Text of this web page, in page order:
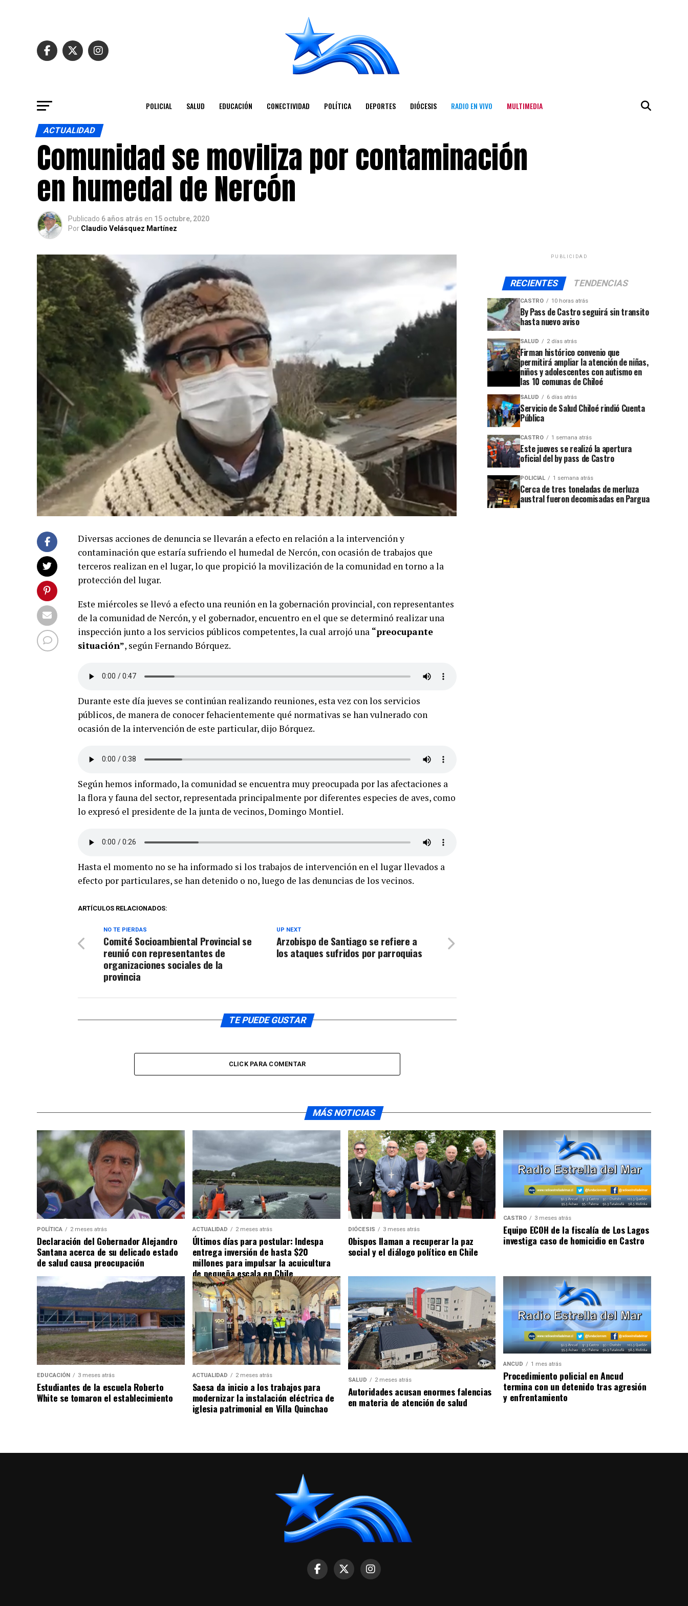
POLICIAL SALUD EDUCACIÓN CONECTIVIDAD POLÍTICA DEPORTES DIÓCESIS RADIO EN VIVO MULTIMEDIA
ACTUALIDAD
Comunidad se moviliza por contaminación
en humedal de Nercón
Publicado 6 años atrás en 15 octubre, 2020
Por Claudio Velásquez Martínez
Diversas acciones de denuncia se llevarán a efecto en relación a la intervención y
contaminación que estaría sufriendo el humedal de Nercón, con ocasión de trabajos que
terceros realizan en el lugar, lo que propició la movilización de la comunidad en torno a la
protección del lugar.
Este miércoles se llevó a efecto una reunión en la gobernación provincial, con representantes
de la comunidad de Nercón, y el gobernador, encuentro en el que se determinó realizar una
inspección junto a los servicios públicos competentes, la cual arrojó una “preocupante
situación”, según Fernando Bórquez.
Durante este día jueves se continúan realizando reuniones, esta vez con los servicios
públicos, de manera de conocer fehacientemente qué normativas se han vulnerado con
ocasión de la intervención de este particular, dijo Bórquez.
Según hemos informado, la comunidad se encuentra muy preocupada por las afectaciones a
la flora y fauna del sector, representada principalmente por diferentes especies de aves, como
lo expresó el presidente de la junta de vecinos, Domingo Montiel.
Hasta el momento no se ha informado si los trabajos de intervención en el lugar llevados a
efecto por particulares, se han detenido o no, luego de las denuncias de los vecinos.
ARTÍCULOS RELACIONADOS:
UP NEXT
Arzobispo de Santiago se refiere a
los ataques sufridos por parroquias
NO TE PIERDAS
Comité Socioambiental Provincial se
reunió con representantes de
organizaciones sociales de la
provincia
TE PUEDE GUSTAR
CLICK PARA COMENTAR
PUBLICIDAD
RECIENTES TENDENCIAS
CASTRO 10 horas atrás
By Pass de Castro seguirá sin transito
hasta nuevo aviso
SALUD 2 días atrás
Firman histórico convenio que
permitirá ampliar la atención de niñas,
niños y adolescentes con autismo en
las 10 comunas de Chiloé
SALUD 6 días atrás
Servicio de Salud Chiloé rindió Cuenta
Pública
CASTRO 1 semana atrás
Este jueves se realizó la apertura
oficial del by pass de Castro
POLICIAL 1 semana atrás
Cerca de tres toneladas de merluza
austral fueron decomisadas en Pargua
MÁS NOTICIAS
POLÍTICA 2 meses atrás
Declaración del Gobernador Alejandro
Santana acerca de su delicado estado
de salud causa preocupación
ACTUALIDAD 2 meses atrás
Últimos días para postular: Indespa
entrega inversión de hasta $20
millones para impulsar la acuicultura
de pequeña escala en Chile
DIÓCESIS 3 meses atrás
Obispos llaman a recuperar la paz
social y el diálogo político en Chile
CASTRO 3 meses atrás
Equipo ECOH de la fiscalía de Los Lagos
investiga caso de homicidio en Castro
EDUCACIÓN 3 meses atrás
Estudiantes de la escuela Roberto
White se tomaron el establecimiento
ACTUALIDAD 2 meses atrás
Saesa da inicio a los trabajos para
modernizar la instalación eléctrica de
iglesia patrimonial en Villa Quinchao
SALUD 2 meses atrás
Autoridades acusan enormes falencias
en materia de atención de salud
ANCUD 1 mes atrás
Procedimiento policial en Ancud
termina con un detenido tras agresión
y enfrentamiento